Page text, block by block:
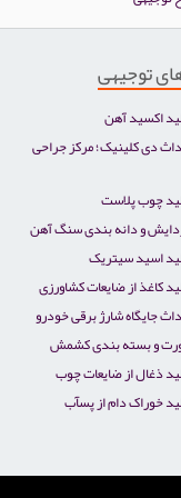
توجیهی
اکسید آهن
دی کلینیک؛ مرکز جراحی
چوب پلاست
و دانه بندی سنگ آهن
اسید سیتریک
کاغذ از ضایعات کشاورزی
جایگاه شارژ برقی خودرو
و بسته بندی کشمش
ذغال از ضایعات چوب
خوراک دام از پسآب